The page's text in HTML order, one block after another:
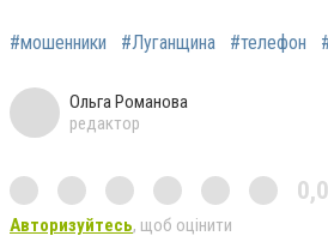
#мошенники #Луганщина #телефон
Ольга Романова
редактор
0,0
Авторизуйтесь, щоб оцінити